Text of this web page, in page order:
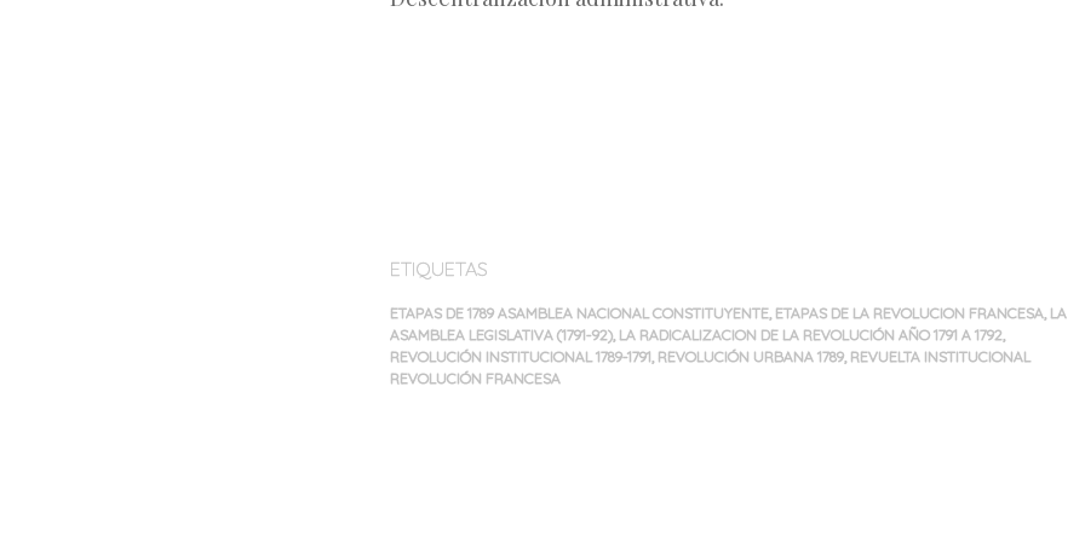
ETIQUETAS
ETAPAS DE 1789 ASAMBLEA NACIONAL CONSTITUYENTE, ETAPAS DE LA REVOLUCION FRANCESA, LA
ASAMBLEA LEGISLATIVA (1791-92), LA RADICALIZACION DE LA REVOLUCIÓN AÑO 1791 A 1792,
REVOLUCIÓN INSTITUCIONAL 1789-1791, REVOLUCIÓN URBANA 1789, REVUELTA INSTITUCIONAL
REVOLUCIÓN FRANCESA